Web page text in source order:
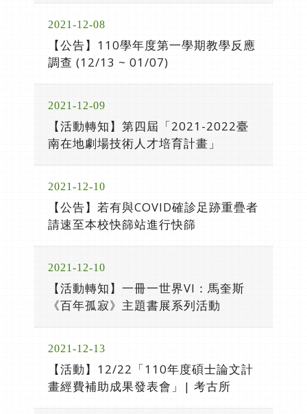
2021-12-08
【公告】110學年度第一學期教學反應
調查 (12/13 ~ 01/07)
2021-12-09
【活動轉知】第四屆「2021-2022臺
南在地劇場技術人才培育計畫」
2021-12-10
【公告】若有與COVID確診足跡重疊者
請速至本校快篩站進行快篩
2021-12-10
【活動轉知】一冊一世界VI：馬奎斯
《百年孤寂》主題書展系列活動
2021-12-13
【活動】12/22「110年度碩士論文計
畫經費補助成果發表會」| 考古所